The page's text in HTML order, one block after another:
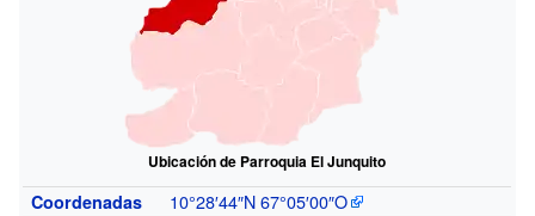
Ubicación de Parroquia El Junquito
Coordenadas 10°28′44″N67°05′00″O